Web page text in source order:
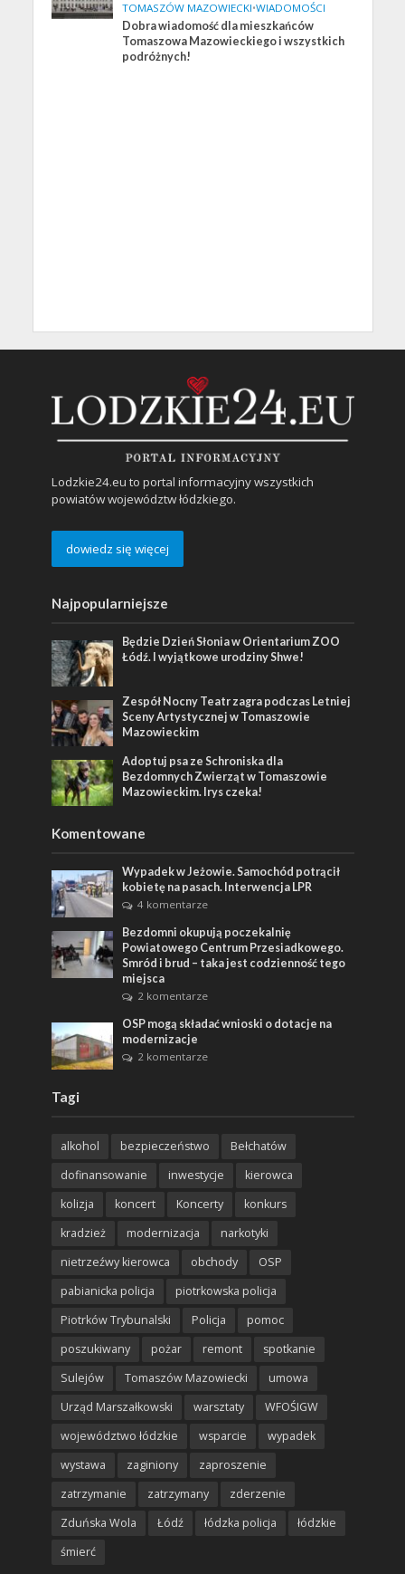
TOMASZÓW MAZOWIECKI•WIADOMOŚCI
Dobra wiadomość dla mieszkańców
Tomaszowa Mazowieckiego i wszystkich
podróżnych!
Lodzkie24.eu to portal informacyjny wszystkich
powiatów województw łódzkiego.
dowiedz się więcej
Najpopularniejsze
Będzie Dzień Słonia w Orientarium ZOO
Łódź. I wyjątkowe urodziny Shwe!
Zespół Nocny Teatr zagra podczas Letniej
Sceny Artystycznej w Tomaszowie
Mazowieckim
Adoptuj psa ze Schroniska dla
Bezdomnych Zwierząt w Tomaszowie
Mazowieckim. Irys czeka!
Komentowane
Wypadek w Jeżowie. Samochód potrącił
kobietę na pasach. Interwencja LPR
4 komentarze
Bezdomni okupują poczekalnię
Powiatowego Centrum Przesiadkowego.
Smród i brud – taka jest codzienność tego
miejsca
2 komentarze
OSP mogą składać wnioski o dotacje na
modernizacje
2 komentarze
Tagi
alkohol bezpieczeństwo
Bełchatów
dofinansowanie
inwestycje
kierowca
kolizja
koncert Koncerty
konkurs
kradzież
modernizacja
narkotyki
nietrzeźwy kierowca
obchody
OSP
pabianicka policja
piotrkowska policja
Piotrków Trybunalski
Policja
pomoc
poszukiwany
pożar remont
spotkanie
Sulejów
Tomaszów Mazowiecki
umowa
Urząd Marszałkowski
warsztaty
WFOŚIGW
województwo łódzkie
wsparcie
wypadek
wystawa
zaginiony
zaproszenie
zatrzymanie
zatrzymany
zderzenie
Zduńska Wola
Łódź łódzka policja
łódzkie
śmierć